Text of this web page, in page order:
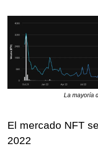
La mayoría
El mercado NFT
2022